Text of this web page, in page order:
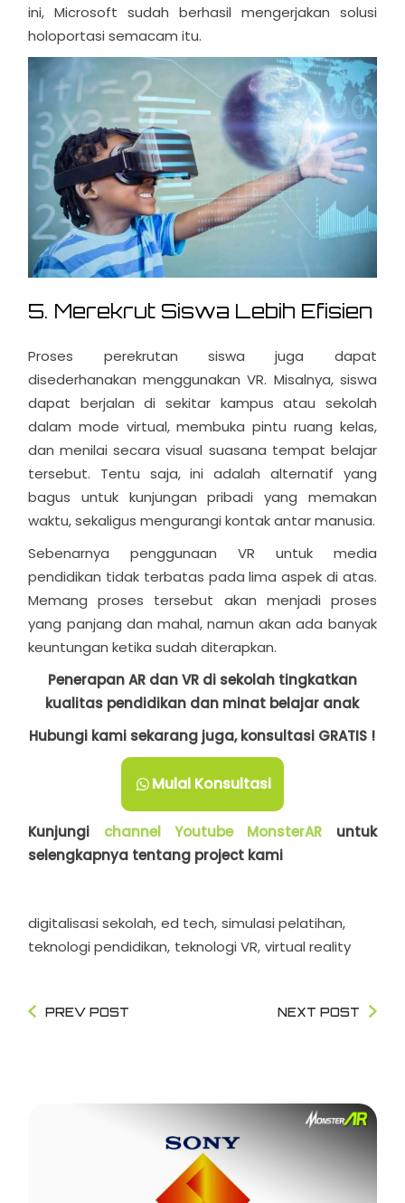
ini, Microsoft sudah berhasil mengerjakan solusi
holoportasi semacam itu.
5. Merekrut Siswa Lebih Efisien
Proses perekrutan siswa juga dapat
disederhanakan menggunakan VR. Misalnya, siswa
dapat berjalan di sekitar kampus atau sekolah
dalam mode virtual, membuka pintu ruang kelas,
dan menilai secara visual suasana tempat belajar
tersebut. Tentu saja, ini adalah alternatif yang
bagus untuk kunjungan pribadi yang memakan
waktu, sekaligus mengurangi kontak antar manusia.
Sebenarnya penggunaan VR untuk media
pendidikan tidak terbatas pada lima aspek di atas.
Memang proses tersebut akan menjadi proses
yang panjang dan mahal, namun akan ada banyak
keuntungan ketika sudah diterapkan.
Penerapan AR dan VR di sekolah tingkatkan
kualitas pendidikan dan minat belajar anak
Hubungi kami sekarang juga, konsultasi GRATIS !
Mulai Konsultasi
Kunjungi channel Youtube MonsterAR untuk
selengkapnya tentang project kami
digitalisasi sekolah ed tech simulasi pelatihan
teknologi pendidikan teknologi VR virtual reality
PREV POST NEXT POST